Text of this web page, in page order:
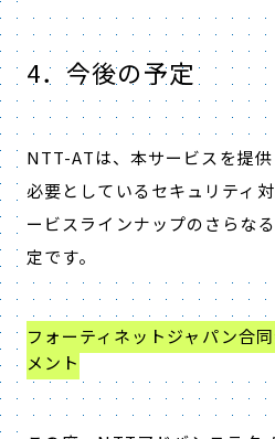
4．今後の予定
NTT-ATは、本サービスを提
必要としているセキュリティ
ービスラインナップのさらな
定です。
フォーティネットジャパン合
メント